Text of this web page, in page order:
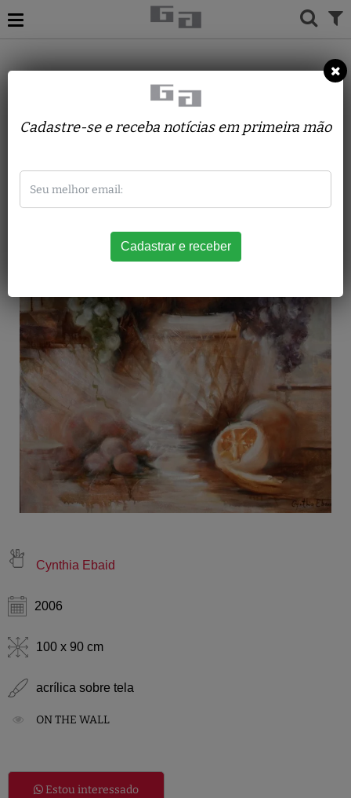
CYNTHIA EBAID
Cesto de Frutas
Cynthia Ebaid
2006
100 x 90 cm
acrílica sobre tela
ON THE WALL
Estou interessado
Cadastre-se e receba notícias em primeira mão